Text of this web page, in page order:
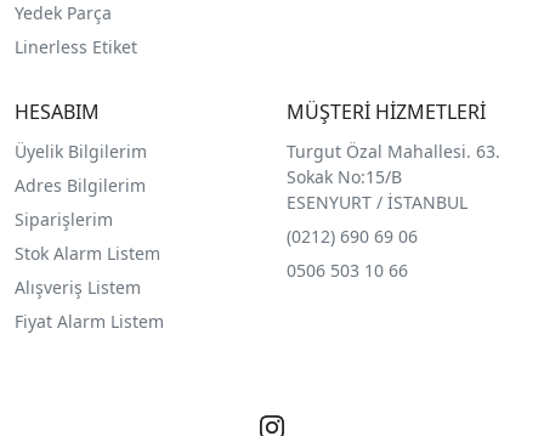
Yedek Parça
Linerless Etiket
HESABIM
Üyelik Bilgilerim
Adres Bilgilerim
Siparişlerim
Stok Alarm Listem
Alışveriş Listem
Fiyat Alarm Listem
MÜŞTERİ HİZMETLERİ
Turgut Özal Mahallesi. 63.
Sokak No:15/B
ESENYURT / İSTANBUL
(0212) 690 69 06
0506 503 10 66